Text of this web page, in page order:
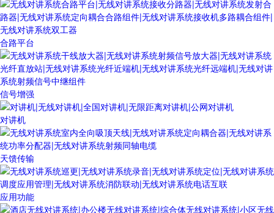
合路平台
信号增强
对讲机
天馈传输
应用功能